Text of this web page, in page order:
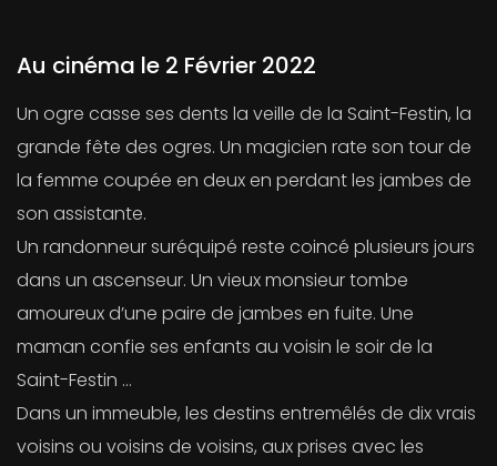
Au cinéma le 2 Février 2022
Un ogre casse ses dents la veille de la Saint-Festin, la
grande fête des ogres. Un magicien rate son tour de
la femme coupée en deux en perdant les jambes de
son assistante.
Un randonneur suréquipé reste coincé plusieurs jours
dans un ascenseur. Un vieux monsieur tombe
amoureux d’une paire de jambes en fuite. Une
maman confie ses enfants au voisin le soir de la
Saint-Festin …
Dans un immeuble, les destins entremêlés de dix vrais
voisins ou voisins de voisins, aux prises avec les